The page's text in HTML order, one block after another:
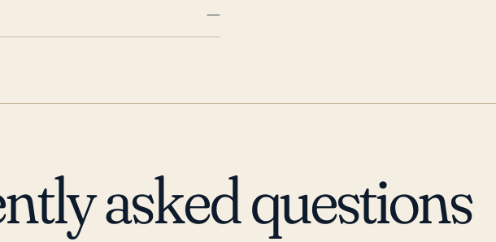
—
asked questions